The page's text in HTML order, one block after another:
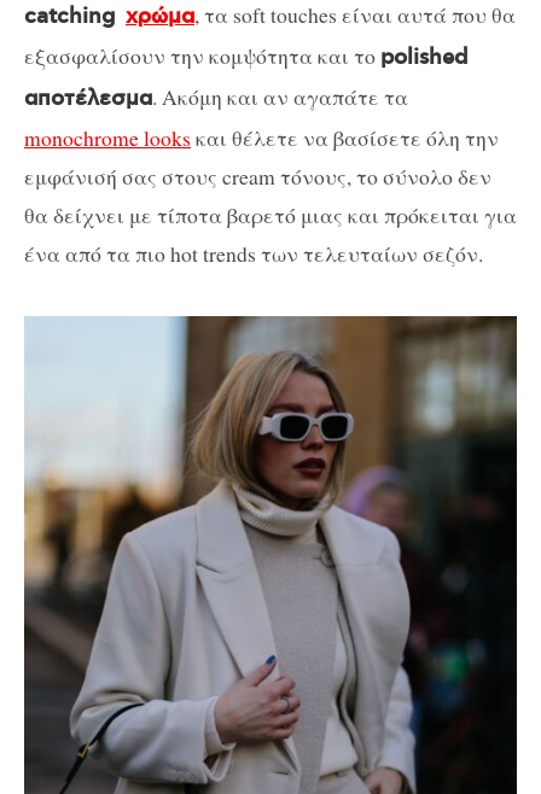
catching χρώμα, τα soft touches είναι αυτά που θα
εξασφαλίσουν την κομψότητα και το polished
αποτέλεσμα. Ακόμη και αν αγαπάτε τα
monochrome looks και θέλετε να βασίσετε όλη την
εμφάνισή σας στους cream τόνους, το σύνολο δεν
θα δείχνει με τίποτα βαρετό μιας και πρόκειται για
ένα από τα πιο hot trends των τελευταίων σεζόν.